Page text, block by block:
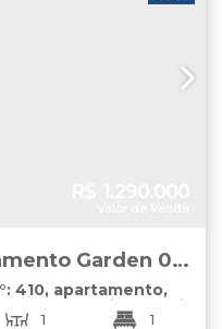
Garden 02
Balneário
410, apartamento,
Santa Catarina Brasil
1 1